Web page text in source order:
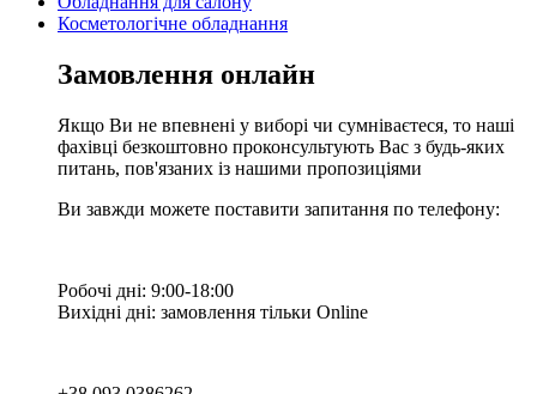
Косметологічне обладнання
Замовлення онлайн
Якщо Ви не впевнені у виборі чи сумніваєтеся, то наші
фахівці безкоштовно проконсультують Вас з будь-яких
питань, пов'язаних із нашими пропозиціями
Ви завжди можете поставити запитання по телефону:
Робочі дні: 9:00-18:00
Вихідні дні: замовлення тільки Online